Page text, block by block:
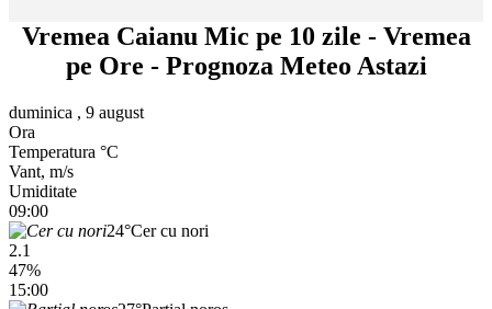
Vremea Caianu Mic pe 10 zile - Vremea
pe Ore - Prognoza Meteo Astazi
duminica , 9 august
Ora
Temperatura °C
Vant, m/s
Umiditate
09:00
24°Cer cu nori
2.1
47%
15:00